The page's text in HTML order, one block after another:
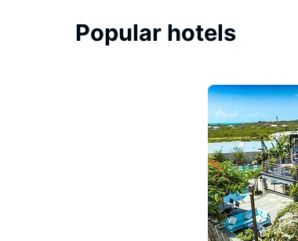
Popular hotels